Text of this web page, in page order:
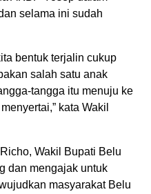
selama ini sudah
bentuk terjalin cukup
salah satu anak
tangga itu menuju ke
kata Wakil
Wakil Bupati Belu
dan mengajak untuk
masyarakat Belu